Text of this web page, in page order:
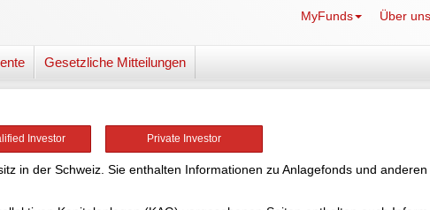
Gesetzliche Mitteilungen
MyFunds Über uns
Investor Private Investor
in der Schweiz. Sie enthalten Informationen zu Anlagefonds und